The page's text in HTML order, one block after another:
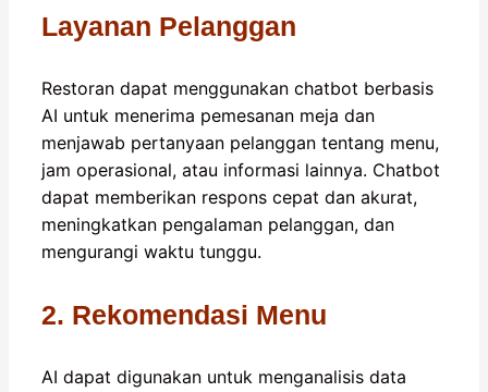
Layanan Pelanggan
Restoran dapat menggunakan chatbot berbasis
AI untuk menerima pemesanan meja dan
menjawab pertanyaan pelanggan tentang menu,
jam operasional, atau informasi lainnya. Chatbot
dapat memberikan respons cepat dan akurat,
meningkatkan pengalaman pelanggan, dan
mengurangi waktu tunggu.
2. Rekomendasi Menu
AI dapat digunakan untuk menganalisis data